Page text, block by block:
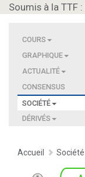
Soumis à la TTF :
COURS
GRAPHIQUE
ACTUALITÉ
CONSENSUS
SOCIÉTÉ
DÉRIVÉS
Accueil Société